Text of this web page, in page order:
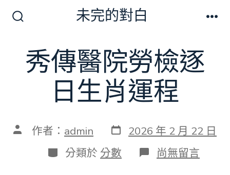
切
換
開
未完的對白
秀傳醫院勞檢逐
日生肖運程
文 作者： admin 發
表
日
期
2026 年 2 月 22 日
分
類
分類於 分數 在
〈秀
尚無留言